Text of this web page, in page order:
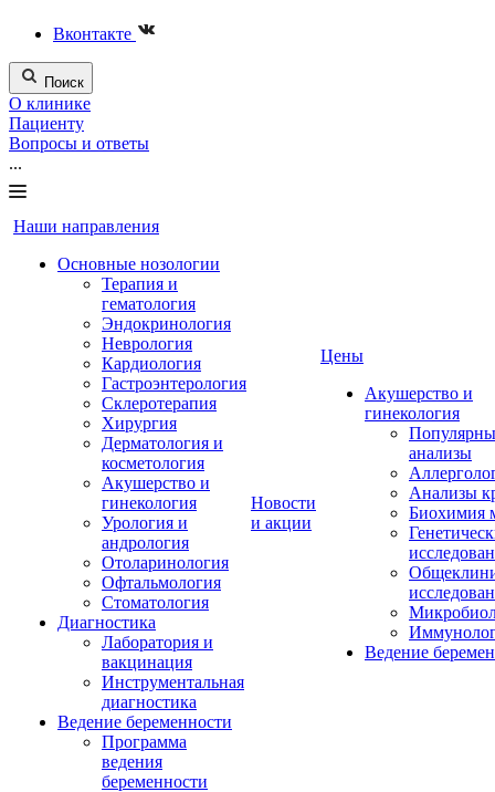
Вконтакте
Поиск
О клинике
Пациенту
Вопросы и ответы
...
Наши направления
Основные нозологии
Терапия и
гематология
Эндокринология
Неврология
Кардиология
Гастроэнтерология
Склеротерапия
Хирургия
Дерматология и
косметология
Акушерство и
гинекология
Урология и
андрология
Отоларинология
Офтальмология
Стоматология
Диагностика
Лаборатория и
вакцинация
Инструментальная
диагностика
Ведение беременности
Программа
ведения
беременности
Новости
и акции
Цены
Акушерство и
гинекология
анализы
Анализы
Биохимия
Ведение